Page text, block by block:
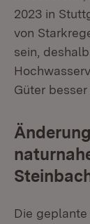
2023 in
von
sein,
Güter
Die